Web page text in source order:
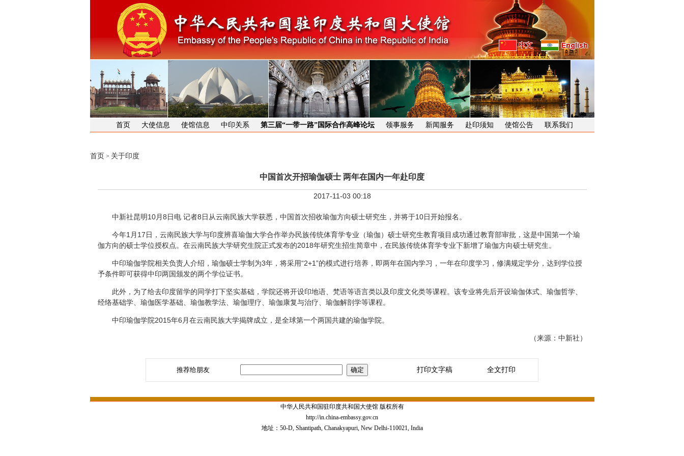
首页 大使信息 使馆信息 中印关系 第三届“一带一路”国际合作高峰论坛 领事服务 新闻服务 赴印须知 使馆公告 联系我们
首页 > 关于印度
中国首次开招瑜伽硕士 两年在国内一年赴印度
2017-11-03 00:18
中新社昆明10月8日电 记者8日从云南民族大学获悉，中国首次招收瑜伽方向硕士研究生，并将于10日开始报名。
今年1月17日，云南民族大学与印度辨喜瑜伽大学合作举办民族传统体育学专业（瑜伽）硕士研究生教育项目成功通过教育部审批，这是中国第一个瑜
伽方向的硕士学位授权点。在云南民族大学研究生院正式发布的2018年研究生招生简章中，在民族传统体育学专业下新增了瑜伽方向硕士研究生。
中印瑜伽学院相关负责人介绍，瑜伽硕士学制为3年，将采用“2+1”的模式进行培养，即两年在国内学习，一年在印度学习，修满规定学分，达到学位授
予条件即可获得中印两国颁发的两个学位证书。
此外，为了给去印度留学的同学打下坚实基础，学院还将开设印地语、梵语等语言类以及印度文化类等课程。该专业将先后开设瑜伽体式、瑜伽哲学、
经络基础学、瑜伽医学基础、瑜伽教学法、瑜伽理疗、瑜伽康复与治疗、瑜伽解剖学等课程。
中印瑜伽学院2015年6月在云南民族大学揭牌成立，是全球第一个两国共建的瑜伽学院。
（来源：中新社）
推荐给朋友 打印文字稿 全文打印
中华人民共和国驻印度共和国大使馆 版权所有
http://in.china-embassy.gov.cn
地址：50-D, Shantipath, Chanakyapuri, New Delhi-110021, India